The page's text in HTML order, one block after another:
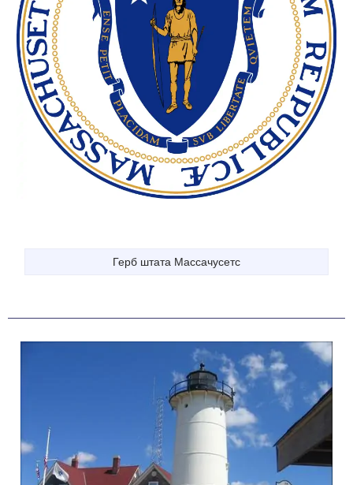
Герб штата Массачусетс